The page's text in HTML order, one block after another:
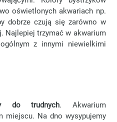
oświetlonych akwariach np.
dobrze czują się zarówno w
Najlepiej trzymać w akwarium
z innymi niewielkimi
do trudnych. Akwarium
miejscu. Na dno wysypujemy